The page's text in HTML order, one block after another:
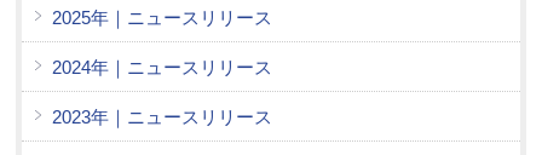
2025年｜ニュースリリース
2024年｜ニュースリリース
2023年｜ニュースリリース